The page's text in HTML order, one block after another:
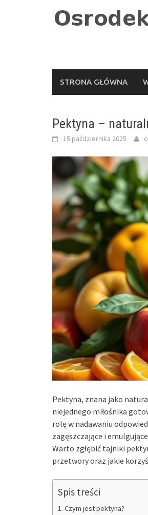
STRONA GŁÓWNA
Pektyna –
15 października 2025
Pektyna, znana jako
niejednego miłośnika
rolę w nadawaniu
zagęszczające i
Warto zgłębić tajniki
przetwory oraz jakie
Spis treści
Czym jest pektyna?